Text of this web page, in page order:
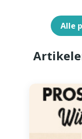
Alle